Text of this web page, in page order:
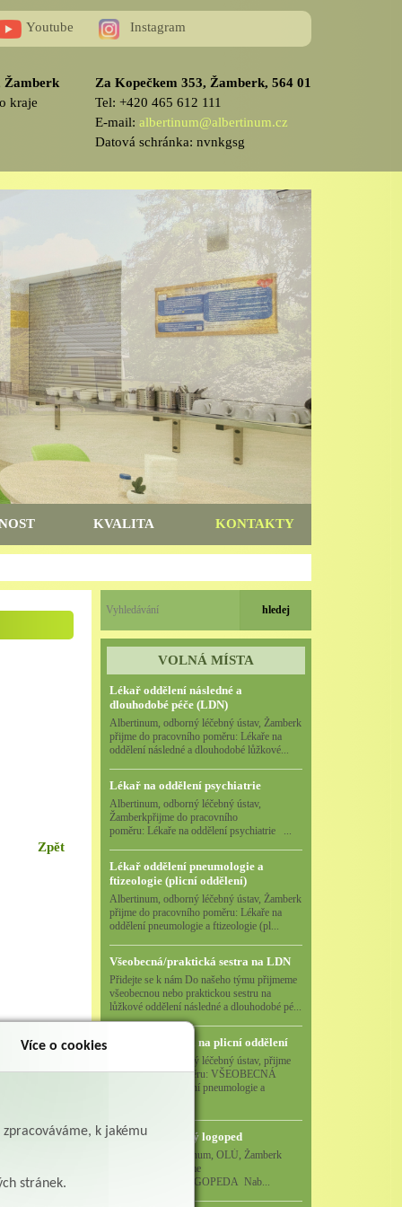
Youtube Instagram
Za Kopečkem 353, Žamberk, 564 01
Tel: +420 465 612 111
E-mail:albertinum@albertinum.cz
Datová schránka: nvnkgsg
Žamberk
kraje
KVALITA KONTAKTY
Zpět
VOLNÁ MÍSTA
Lékař oddělení následné a
dlouhodobé péče (LDN)
Albertinum, odborný léčebný ústav, Žamberk
přijme do pracovního poměru: Lékaře na
oddělení následné a dlouhodobé lůžkové...
Lékař na oddělení psychiatrie
Albertinum, odborný léčebný ústav,
Žamberkpřijme do pracovního
poměru: Lékaře na oddělení psychiatrie ...
Lékař oddělení pneumologie a
ftizeologie (plicní oddělení)
Albertinum, odborný léčebný ústav, Žamberk
přijme do pracovního poměru: Lékaře na
oddělení pneumologie a ftizeologie (pl...
Všeobecná/praktická sestra na LDN
Přidejte se k nám Do našeho týmu přijmeme
všeobecnou nebo praktickou sestru na
lůžkové oddělení následné a dlouhodobé pé...
Všeobecná sestra na plicní oddělení
Albertinum, odborný léčebný ústav, přijme
do pracovního poměru: VŠEOBECNÁ
SESTRA na oddělení pneumologie a
Logoped/klinický logoped
Albertinum, OLÚ, Žamberk
přijme
KLINICKÉHO LOGOPEDA Nab...
Více o cookies
k jakému
stránek.